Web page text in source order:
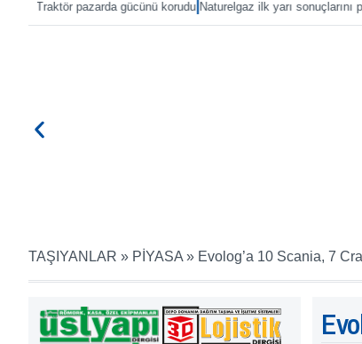
pazarda gücünü korudu|Naturelgaz ilk yarı sonuçlarını paylaştı|
TAŞIYANLAR » PİYASA » Evolog’a 10 Scania, 7